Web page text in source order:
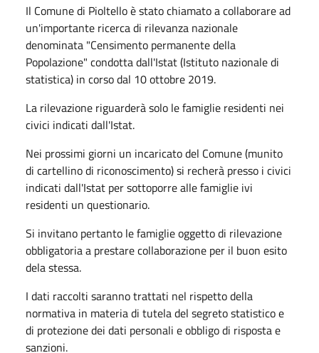
Il Comune di Pioltello è stato chiamato a collaborare ad
un'importante ricerca di rilevanza nazionale
denominata "Censimento permanente della
Popolazione" condotta dall'Istat (Istituto nazionale di
statistica) in corso dal 10 ottobre 2019.
La rilevazione riguarderà solo le famiglie residenti nei
civici indicati dall'Istat.
Nei prossimi giorni un incaricato del Comune (munito
di cartellino di riconoscimento) si recherà presso i civici
indicati dall'Istat per sottoporre alle famiglie ivi
residenti un questionario.
Si invitano pertanto le famiglie oggetto di rilevazione
obbligatoria a prestare collaborazione per il buon esito
dela stessa.
I dati raccolti saranno trattati nel rispetto della
normativa in materia di tutela del segreto statistico e
di protezione dei dati personali e obbligo di risposta e
sanzioni.